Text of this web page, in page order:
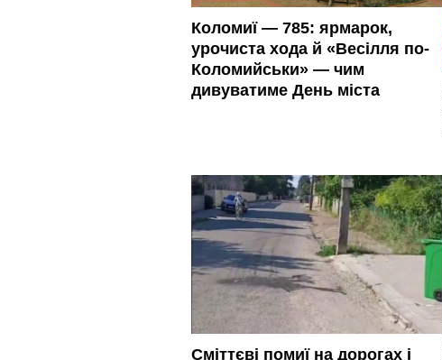
Коломиї — 785: ярмарок,
урочиста хода й «Весілля по-
Коломийськи» — чим
дивуватиме День міста
Сміттєві помиї на дорогах і